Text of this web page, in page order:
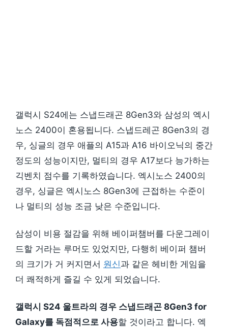
갤럭시 S24에는 스냅드래곤 8Gen3와 삼성의 엑시
노스 2400이 혼용됩니다. 스냅드레곤 8Gen3의 경
우, 싱글의 경우 애플의 A15과 A16 바이오닉의 중간
정도의 성능이지만, 멀티의 경우 A17보다 능가하는
긱벤치 점수를 기록하였습니다. 엑시노스 2400의
경우, 싱글은 엑시노스 8Gen3에 근접하는 수준이
나 멀티의 성능 조금 낮은 수준입니다.
삼성이 비용 절감을 위해 베이퍼챔버를 다운그레이
드할 거라는 루머도 있었지만, 다행히 베이퍼 챔버
의 크기가 거 커지면서 원신과 같은 헤비한 게임을
더 쾌적하게 즐길 수 있게 되었습니다.
갤럭시 S24 울트라의 경우 스냅드래곤 8Gen3 for
Galaxy를 독점적으로 사용할 것이라고 합니다. 엑